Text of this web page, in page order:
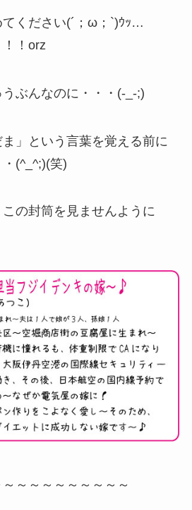
ください(´；ω；`)ｳｯ…
！orz
ぶんなのに・・・(-_-;)
」という言葉を覚える前に
(^_^;)(笑)
の封筒を見ませんように
～～～～～～～～～